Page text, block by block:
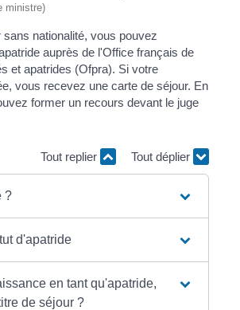
ministre)
nationalité, vous pouvez
auprès de l'Office français de
et apatrides (Ofpra). Si votre
vous recevez une carte de séjour. En
former un recours devant le juge
Tout replier Tout déplier
?
d'apatride
en tant qu'apatride,
de séjour ?